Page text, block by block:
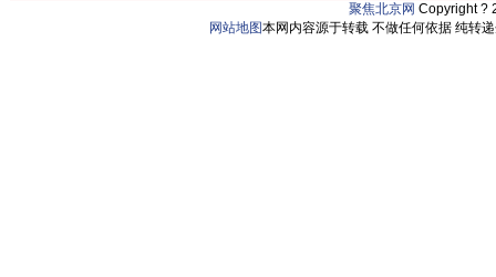
聚焦北京网 Copyright ?
网站地图本网内容源于转载 不做任何依据 纯转